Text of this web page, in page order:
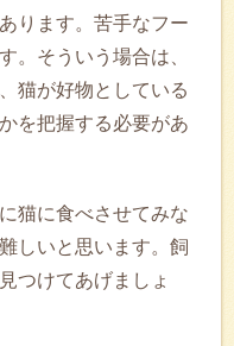
ります。苦手なフー
。そういう場合は、
猫が好物としている
を把握する必要があ
猫に食べさせてみな
しいと思います。飼
つけてあげましょ